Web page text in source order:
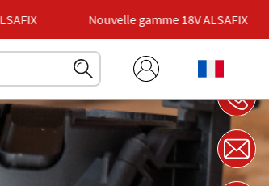
Nouvelle gamme 18V ALSAFIX